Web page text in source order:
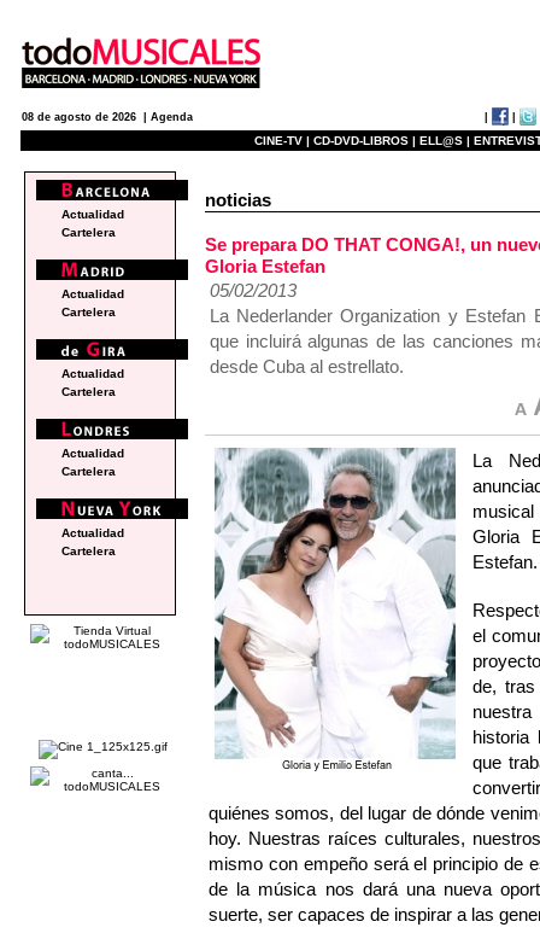
08 de agosto de 2026 | Agenda
CINE-TV | CD-DVD-LIBROS | ELL@S |
noticias
Se prepara DO THAT CONGA!, un
Gloria Estefan
05/02/2013
La Nederlander Organization y Estefan
que incluirá algunas de las canciones
desde Cuba al estrellato.
La
musical
Gloria
Estefan.
el
de, tras
historia
que
quiénes somos, del lugar de dónde
hoy. Nuestras raíces culturales,
mismo con empeño será el principio de
de la música nos dará una nueva
suerte, ser capaces de inspirar a las
Actualidad
Cartelera
Actualidad
Cartelera
Actualidad
Cartelera
Actualidad
Cartelera
Actualidad
Cartelera